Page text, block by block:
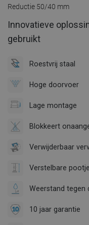
Reductie 50/40 mm
Innovatieve
gebruikt
Roestvrij staal
Hoge doorvoer
Lage montage
Blokkeert
Verwijderbaar
Verstelbare
Weerstand tegen
10 jaar garantie